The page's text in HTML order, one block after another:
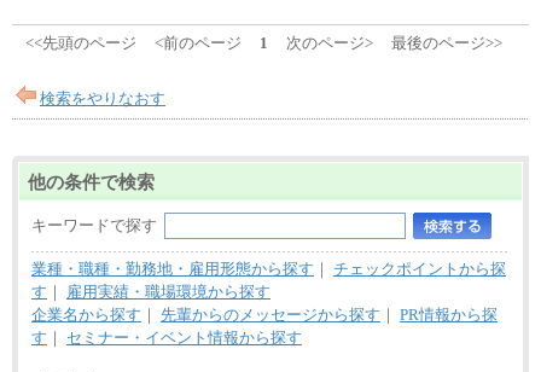
■（株）JTBグローバルマーケティング＆トラベル
給
※詳細はJTBキャリアサイトよりご確認ください。
総合職 月給205,000～225,000円＋地域間調整給
エリア総合職 月給185,000円＋地域間調整給
※詳細はJTBキャリアサイトよりご確認ください。
■(株)JTBデータサービス ※2027年新卒募集終了
総合職 月給186,000～194,000円＋地域手当
※詳細はJTBキャリアサイトよりご確認ください。
■I&Jデジタルイノベーション(株)
総合職 月給224,500～242,600円＋地域手当
※詳細はJTBキャリアサイトよりご確認ください。
<<先頭のページ <前のページ 1 次のページ> 最後のページ>>
検索をやりなおす
他の条件で検索
キーワードで探す
業種・職種・勤務地・雇用形態から探す ｜ チェックポイントから探
す ｜
雇用実績・職場環境から探す
企業名から探す ｜ 先輩からのメッセージから探す ｜ PR情報から探
す ｜ セミナー・イベント情報から探す